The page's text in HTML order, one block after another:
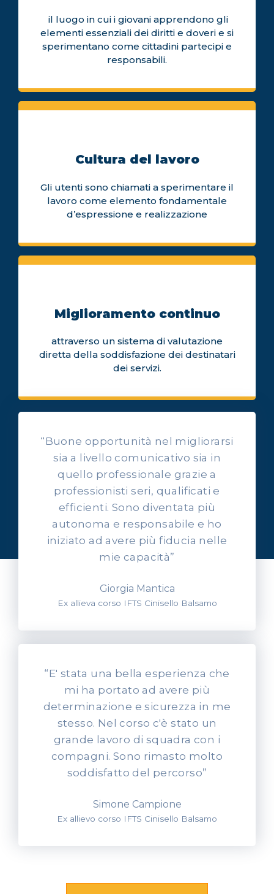
il luogo in cui i giovani apprendono gli
elementi essenziali dei diritti e doveri e si
sperimentano come cittadini partecipi e
responsabili.
Cultura del lavoro
Gli utenti sono chiamati a sperimentare il
lavoro come elemento fondamentale
d’espressione e realizzazione
Miglioramento continuo
attraverso un sistema di valutazione
diretta della soddisfazione dei destinatari
dei servizi.
OPINIONI DEI NOSTRI ALLIEVI
Ascolta l'esperienza dei
nostri allievi
“Buone opportunità nel migliorarsi
sia a livello comunicativo sia in
quello professionale grazie a
professionisti seri, qualificati e
efficienti. Sono diventata più
autonoma e responsabile e ho
iniziato ad avere più fiducia nelle
mie capacità”
Giorgia Mantica
Ex allieva corso IFTS Cinisello Balsamo
“E' stata una bella esperienza che
mi ha portato ad avere più
determinazione e sicurezza in me
stesso. Nel corso c'è stato un
grande lavoro di squadra con i
compagni. Sono rimasto molto
soddisfatto del percorso”
Simone Campione
Ex allievo corso IFTS Cinisello Balsamo